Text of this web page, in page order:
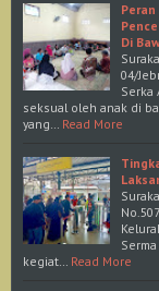
Di
04/
seksual oleh anak di
yang… Read More
kegiat… Read More